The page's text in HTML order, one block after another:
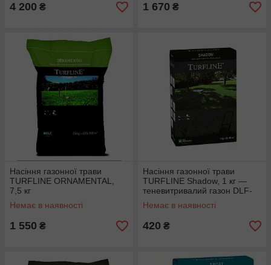
4 200 ₴ 1 670 ₴
Насіння газонної трави
TURFLINE ORNAMENTAL,
7,5 кг
Немає в наявності
1 550 ₴
Насіння газонної трави
TURFLINE Shadow, 1 кг —
теневитривалий газон DLF-
Trifolium
Немає в наявності
420 ₴